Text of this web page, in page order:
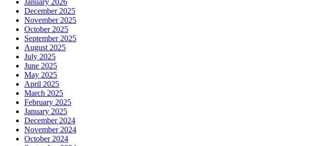
December 2025
November 2025
October 2025
September 2025
August 2025
July 2025
June 2025
May 2025
April 2025
March 2025
February 2025
January 2025
December 2024
November 2024
October 2024